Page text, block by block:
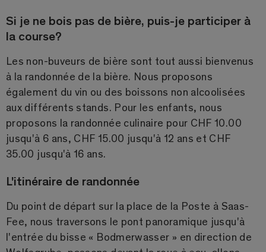
Si je ne bois pas de bière, puis-je participer à
la course?
Les non-buveurs de bière sont tout aussi bienvenus
à la randonnée de la bière. Nous proposons
également du vin ou des boissons non alcoolisées
aux différents stands. Pour les enfants, nous
proposons la randonnée culinaire pour CHF 10.00
jusqu'à 6 ans, CHF 15.00 jusqu'à 12 ans et CHF
35.00 jusqu'à 16 ans.
L'itinéraire de randonnée
Du point de départ sur la place de la Poste à Saas-
Fee, nous traversons le pont panoramique jusqu'à
l'entrée du bisse « Bodmerwasser » en direction de